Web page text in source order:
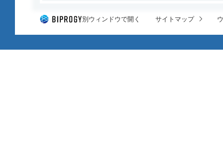
別ウィンドウで開く サイトマップ